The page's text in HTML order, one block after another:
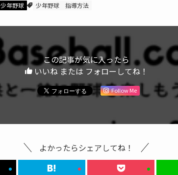
少年野球 少年野球 指導方法
この記事が気に入ったら
いいね または フォローしてね！
Follow Me
よかったらシェアしてね！